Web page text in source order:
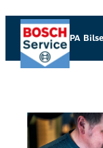
PA